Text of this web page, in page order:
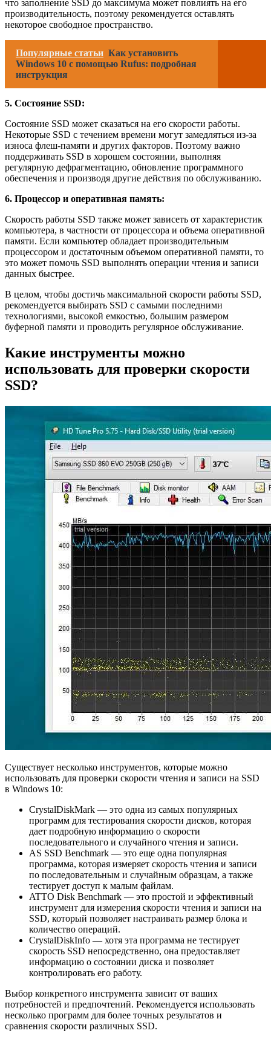
что заполнение SSD до максимума может повлиять на его
производительность, поэтому рекомендуется оставлять
некоторое свободное пространство.
Популярные статьи Как установить
Windows 10 с помощью Rufus: подробная
инструкция
5. Состояние SSD:
Состояние SSD может сказаться на его скорости работы.
Некоторые SSD с течением времени могут замедляться из-за
износа флеш-памяти и других факторов. Поэтому важно
поддерживать SSD в хорошем состоянии, выполняя
регулярную дефрагментацию, обновление программного
обеспечения и производя другие действия по обслуживанию.
6. Процессор и оперативная память:
Скорость работы SSD также может зависеть от характеристик
компьютера, в частности от процессора и объема оперативной
памяти. Если компьютер обладает производительным
процессором и достаточным объемом оперативной памяти, то
это может помочь SSD выполнять операции чтения и записи
данных быстрее.
В целом, чтобы достичь максимальной скорости работы SSD,
рекомендуется выбирать SSD с самыми последними
технологиями, высокой емкостью, большим размером
буферной памяти и проводить регулярное обслуживание.
Какие инструменты можно
использовать для проверки скорости
SSD?
Существует несколько инструментов, которые можно
использовать для проверки скорости чтения и записи на SSD
в Windows 10:
CrystalDiskMark — это одна из самых популярных
программ для тестирования скорости дисков, которая
дает подробную информацию о скорости
последовательного и случайного чтения и записи.
AS SSD Benchmark — это еще одна популярная
программа, которая измеряет скорость чтения и записи
по последовательным и случайным образцам, а также
тестирует доступ к малым файлам.
ATTO Disk Benchmark — это простой и эффективный
инструмент для измерения скорости чтения и записи на
SSD, который позволяет настраивать размер блока и
количество операций.
CrystalDiskInfo — хотя эта программа не тестирует
скорость SSD непосредственно, она предоставляет
информацию о состоянии диска и позволяет
контролировать его работу.
Выбор конкретного инструмента зависит от ваших
потребностей и предпочтений. Рекомендуется использовать
несколько программ для более точных результатов и
сравнения скорости различных SSD.